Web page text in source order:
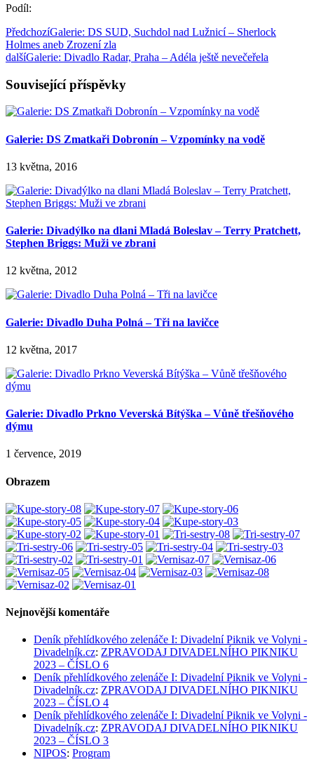
Podíl:
PředchozíGalerie: DS SUD, Suchdol nad Lužnicí – Sherlock
Holmes aneb Zrození zla
dalšíGalerie: Divadlo Radar, Praha – Adéla ještě nevečeřela
Související příspěvky
Galerie: DS Zmatkaři Dobronín – Vzpomínky na vodě
13 května, 2016
Galerie: Divadýlko na dlani Mladá Boleslav – Terry Pratchett,
Stephen Briggs: Muži ve zbrani
12 května, 2012
Galerie: Divadlo Duha Polná – Tři na lavičce
12 května, 2017
Galerie: Divadlo Prkno Veverská Bítýška – Vůně třešňového
dýmu
1 července, 2019
Obrazem
Nejnovější komentáře
Deník přehlídkového zelenáče I: Divadelní Piknik ve Volyni -
Divadelník.cz: ZPRAVODAJ DIVADELNÍHO PIKNIKU
2023 – ČÍSLO 6
Deník přehlídkového zelenáče I: Divadelní Piknik ve Volyni -
Divadelník.cz: ZPRAVODAJ DIVADELNÍHO PIKNIKU
2023 – ČÍSLO 4
Deník přehlídkového zelenáče I: Divadelní Piknik ve Volyni -
Divadelník.cz: ZPRAVODAJ DIVADELNÍHO PIKNIKU
2023 – ČÍSLO 3
NIPOS: Program